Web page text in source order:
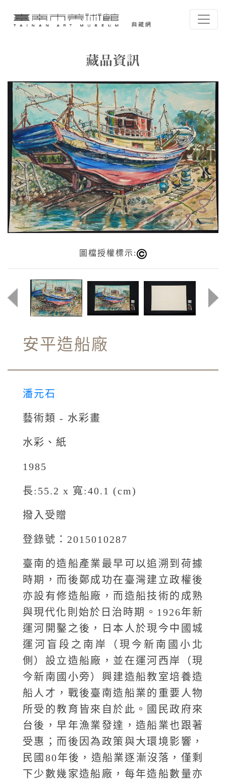
臺南市美術館-典藏網
網頁導覽
:::
圖檔授權標示:
安平造船廠
潘元石
藝術類 - 水彩畫
水彩、紙
1985
長:55.2 x 寬:40.1 (cm)
撥入受贈
登錄號：2015010287
臺南的造船產業最早可以追溯到荷據
時期，而後鄭成功在臺灣建立政權後
亦設有修造船廠，而造船技術的成熟
與現代化則始於日治時期。1926年新
運河開鑿之後，日本人於現今中國城
運河盲段之南岸（現今新南國小北
側）設立造船廠，並在運河西岸（現
今新南國小旁）興建造船教室培養造
船人才，戰後臺南造船業的重要人物
所受的教育皆來自於此。國民政府來
台後，早年漁業發達，造船業也跟著
受惠；而後因為政策與大環境影響，
民國80年後，造船業逐漸沒落，僅剩
下少數幾家造船廠，每年造船數量亦